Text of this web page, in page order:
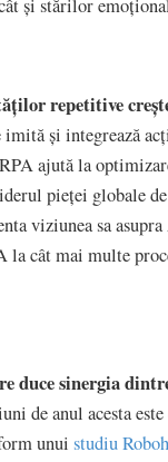
și stărilor
repetitive
și integrează
ajută la
pieței globale
viziunea sa
cât mai multe
duce sinergia
de anul acesta
unui studiu